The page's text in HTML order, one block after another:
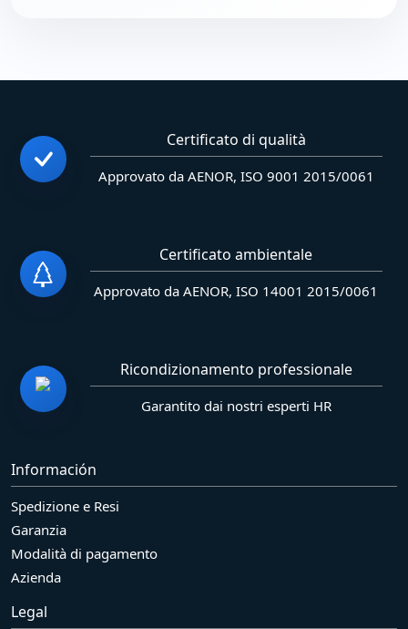
Certificato di qualità
Approvato da AENOR, ISO 9001 2015/0061
Certificato ambientale
Approvato da AENOR, ISO 14001 2015/0061
Ricondizionamento professionale
Garantito dai nostri esperti HR
Información
Spedizione e Resi
Garanzia
Modalità di pagamento
Azienda
Legal